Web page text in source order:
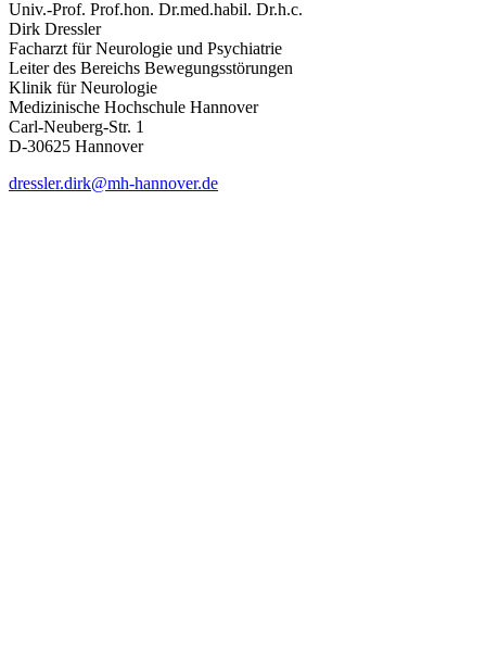
Univ.-Prof. Prof.hon. Dr.med.habil. Dr.h.c.
Dirk Dressler
Facharzt für Neurologie und Psychiatrie
Leiter des Bereichs Bewegungsstörungen
Klinik für Neurologie
Medizinische Hochschule Hannover
Carl-Neuberg-Str. 1
D-30625 Hannover
dressler.dirk@mh-hannover.de